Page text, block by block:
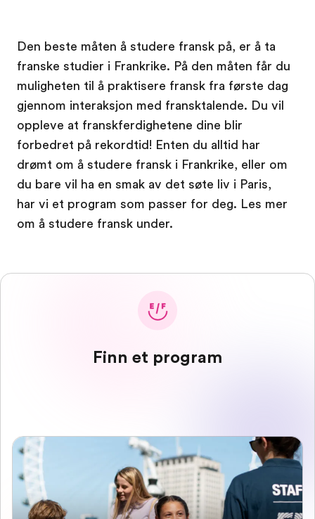
Den beste måten å studere fransk på, er å ta
franske studier i Frankrike. På den måten får du
muligheten til å praktisere fransk fra første dag
gjennom interaksjon med fransktalende. Du vil
oppleve at franskferdighetene dine blir
forbedret på rekordtid! Enten du alltid har
drømt om å studere fransk i Frankrike, eller om
du bare vil ha en smak av det søte liv i Paris,
har vi et program som passer for deg. Les mer
om å studere fransk under.
Finn et program